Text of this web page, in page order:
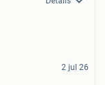
2 jul 26